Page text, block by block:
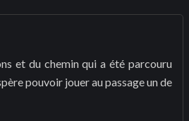
et du chemin qui a été parcouru
pouvoir jouer au passage un de